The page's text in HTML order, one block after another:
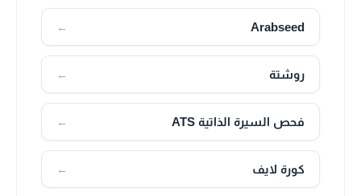
Arabseed
←
روشتة ←
فحص السيرة الذاتية ATS ←
كورة لايف ←